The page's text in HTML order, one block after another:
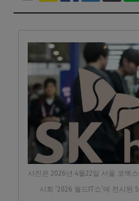
사진은 2026년 4월22일 서울 코엑
시회 ‘2026 월드IT쇼’에 전시된